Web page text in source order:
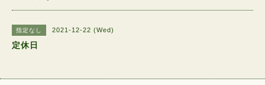
指定なし 2021-12-22 (Wed)
定休日